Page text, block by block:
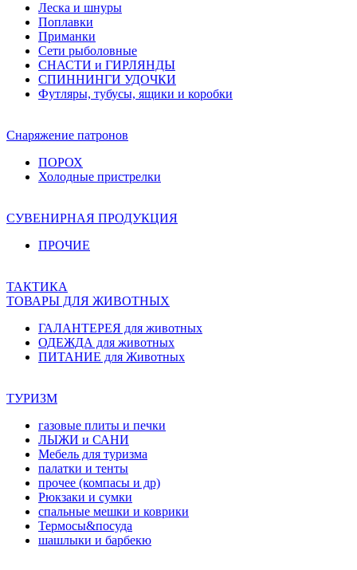
Леска и шнуры
Поплавки
Приманки
Сети рыболовные
СНАСТИ и ГИРЛЯНДЫ
СПИННИНГИ УДОЧКИ
Футляры, тубусы, ящики и коробки
Снаряжение патронов
ПОРОХ
Холодные пристрелки
СУВЕНИРНАЯ ПРОДУКЦИЯ
ПРОЧИЕ
ТАКТИКА
ТОВАРЫ ДЛЯ ЖИВОТНЫХ
ГАЛАНТЕРЕЯ для животных
ОДЕЖДА для животных
ПИТАНИЕ для Животных
ТУРИЗМ
газовые плиты и печки
ЛЫЖИ и САНИ
Мебель для туризма
палатки и тенты
прочее (компасы и др)
Рюкзаки и сумки
спальные мешки и коврики
Термосы&посуда
шашлыки и барбекю